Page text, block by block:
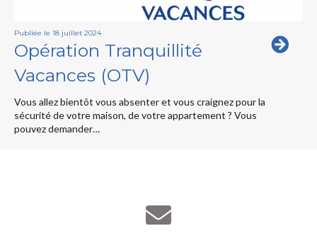
Publiée le 18 juillet 2024
Opération Tranquillité
Vacances (OTV)
Vous allez bientôt vous absenter et vous craignez pour la
sécurité de votre maison, de votre appartement ? Vous
pouvez demander…